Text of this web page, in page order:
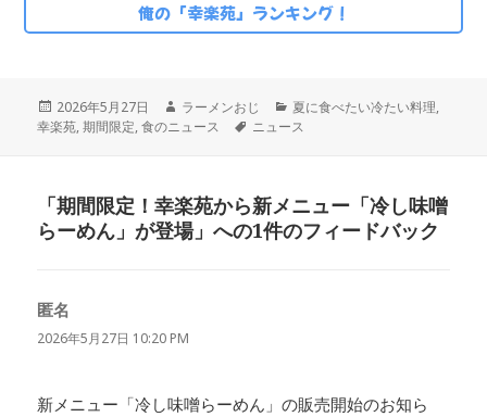
俺の「幸楽苑」ランキング！
投
稿
2026年5月27日
作
成
ラーメンおじ
カ
テ
夏に食べたい冷たい料理,
幸楽苑,期間限定,食のニュース
タ
ニュース
「期間限定！幸楽苑から新メニュー「冷し味噌
らーめん」が登場」への1件のフィードバック
匿名
り:
2026年5月27日 10:20 PM
新メニュー「冷し味噌らーめん」の販売開始のお知ら